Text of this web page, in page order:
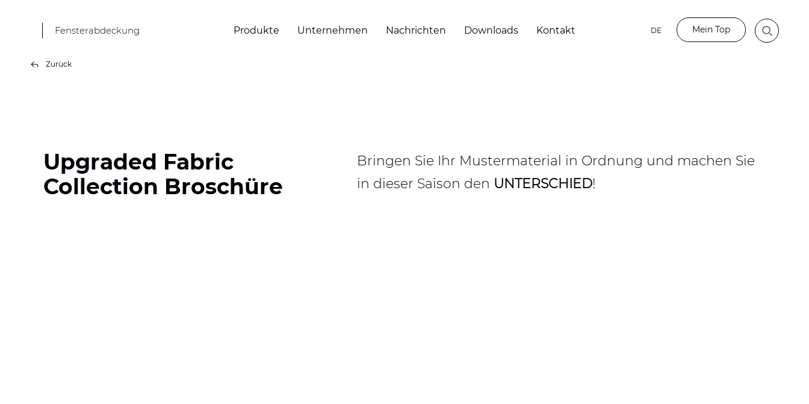
Fensterabdeckung Produkte Unternehmen Nachrichten Downloads Kontakt DE Mein Top
Zurück
Upgraded Fabric
Collection Broschüre
Bringen Sie Ihr Muster­material in Ordnung und machen Sie
in dieser Saison den UNTERSCHIED!